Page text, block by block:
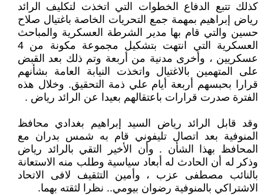
كذلك تتبع الدفاع الخطوات التي اتخذت لتكليف الرائد
رياض إبراهيم بمهمة جمع التحريات الخاصة باغتيال صلاح
حسين والتي قام بها مدير الشرطة العسكرية والمباحث
العسكرية التي انتهت بتشكيل مجموعة مكونة من 4
عسكريين ، وأخرى مدنية من أربعة وتم ذلك بعد القبض
على المتهمين بالاغتيال واتخذت النيابة العامة بشأنهم
قرارا بحبسهم أربعة أيام علي ذمة التحقيق. وخلال هذه
الفترة صدرت قرارات باعتقالهم بعيدا عن الرائد رياض .
وقد قابل الرائد رياض السيد إبراهيم بغدادي محافظ
المنوفية بعد اتصال تليفوني قام به شمس بدران مع
المحافظ بهذا الشأن . وأن الأخير التقي بالرائد رياض
وذكر له أن الحادث له أبعاد سياسية وطلب منه الاستعانة
بالنائب مصطفى عزب ، وأمين التثقيف لافى الاتحاد
الاشتراكي بالمنوفية رضوان بيومي.. نظرا لثقته بهما.